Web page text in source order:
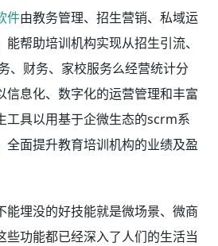
件由教务管理、招生营销、私域运
帮助培训机构实现从招生引流、
、财务、家校服务么经营统计分
信息化、数字化的运营管理和丰富
工具以用基于企微生态的scrm系
全面提升教育培训机构的业绩及盈
能埋没的好技能就是微场景、微商
些功能都已经深入了人们的生活当